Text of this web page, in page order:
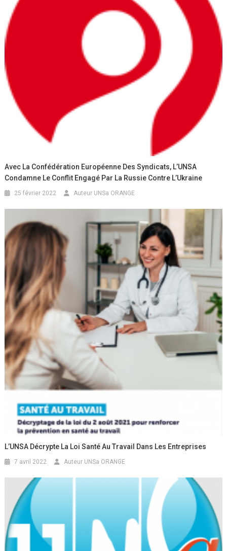
Avec La Confédération Européenne Des Syndicats, L’UNSA
Condamne Le Conflit Engagé Par La Russie Contre L’Ukraine
25 février 2022 Auteur UNSa ORANGE
L’UNSA Décrypte La Loi Santé Au Travail Dans Les Entreprises
7 avril 2022 Auteur UNSa ORANGE